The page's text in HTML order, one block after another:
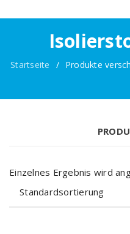
Startseite / Produkte
Einzelnes Ergebnis wird
Standardsortierung